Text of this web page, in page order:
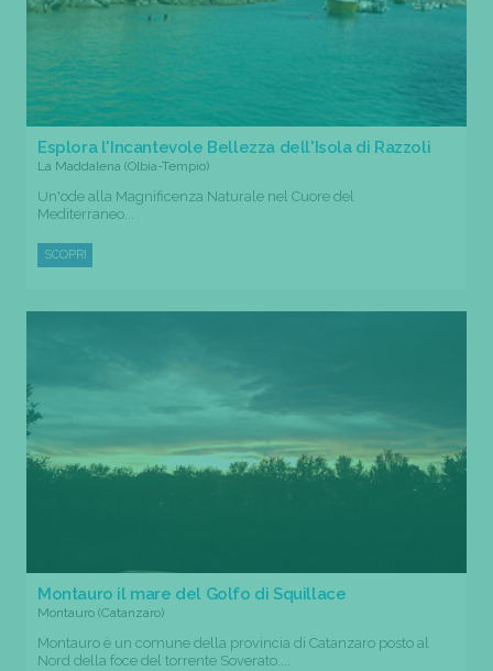
Esplora l'Incantevole Bellezza dell'Isola di Razzoli
La Maddalena (Olbia-Tempio)
Un'ode alla Magnificenza Naturale nel Cuore del
Mediterraneo...
SCOPRI
Montauro il mare del Golfo di Squillace
Montauro (Catanzaro)
Montauro è un comune della provincia di Catanzaro posto al
Nord della foce del torrente Soverato....